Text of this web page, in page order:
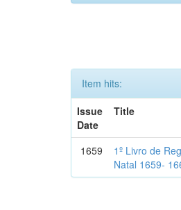
Item hits:
Issue
Date
Title
1659
1º Livro de
Natal 1659-